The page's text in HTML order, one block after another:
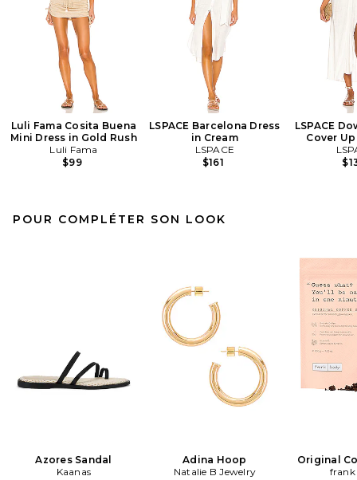
Luli Fama Cosita Buena
Mini Dress in Gold Rush
Luli Fama
$99
LSPACE Barcelona Dress
in Cream
LSPACE
$161
LSPACE
Cover
POUR COMPLÉTER SON LOOK
Azores Sandal
Kaanas
Adina Hoop
Natalie B Jewelry
Original
frank